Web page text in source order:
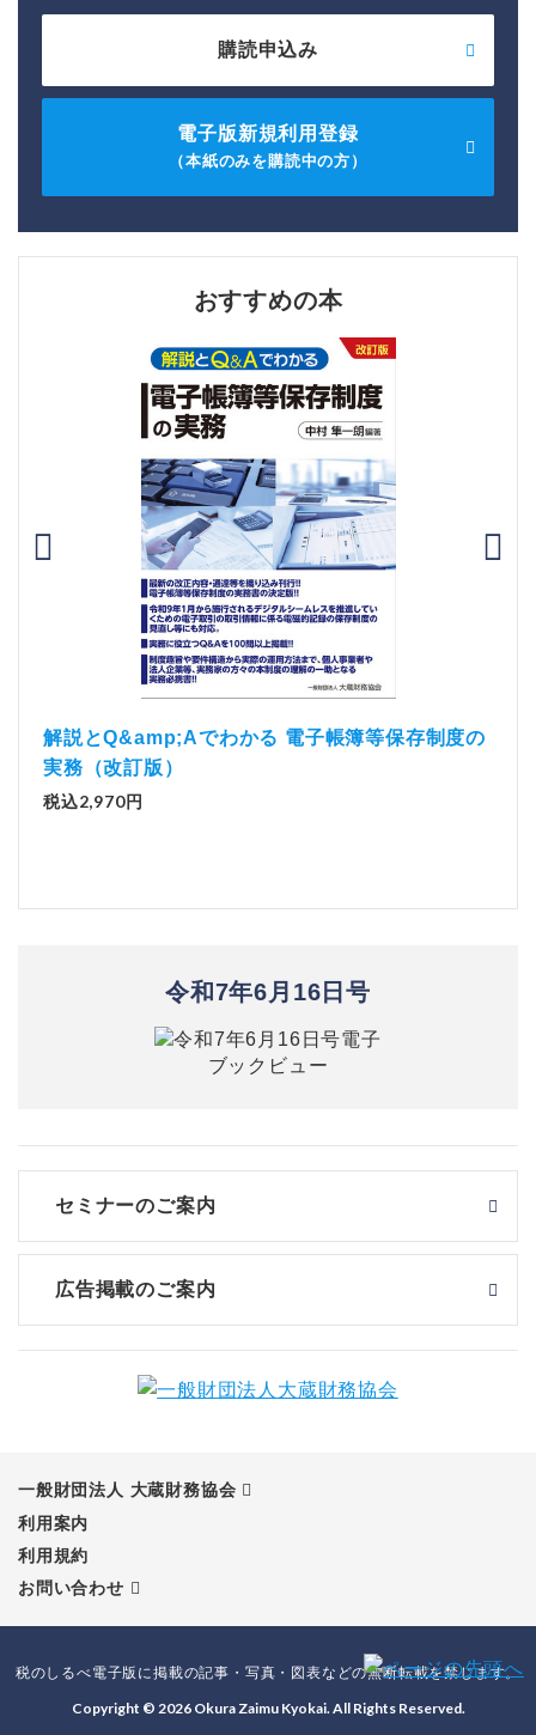
購読申込み
電子版新規利用登録
（本紙のみを購読中の方）
おすすめの本
解説とQ&amp;Aでわかる 電子帳簿等保存制度の
実務（改訂版）
税込2,970円
令和7年6月16日号
セミナーのご案内
広告掲載のご案内
一般財団法人 大蔵財務協会
利用案内
利用規約
お問い合わせ
税のしるべ電子版に掲載の記事・写真・図表などの無断転載を禁じます。
Copyright © 2026 Okura Zaimu Kyokai. All Rights Reserved.